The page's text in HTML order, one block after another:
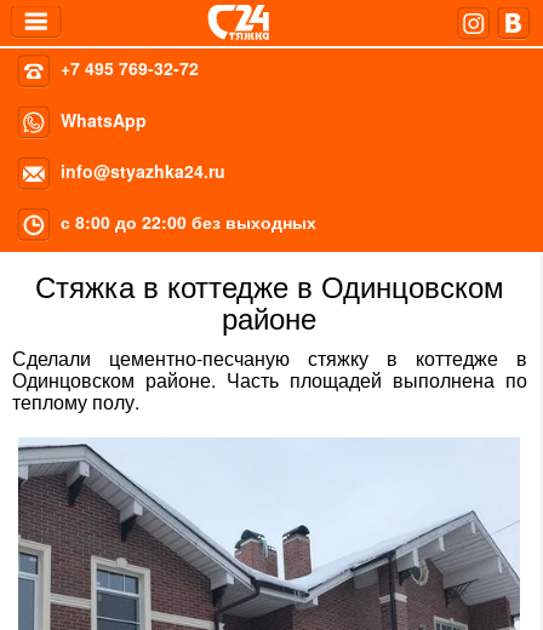
+7 495 769-32-72
WhatsApp
info@styazhka24.ru
с 8:00 до 22:00 без выходных
Стяжка в коттедже в Одинцовском
районе
Сделали цементно-песчаную стяжку в коттедже в
Одинцовском районе. Часть площадей выполнена по
теплому полу.